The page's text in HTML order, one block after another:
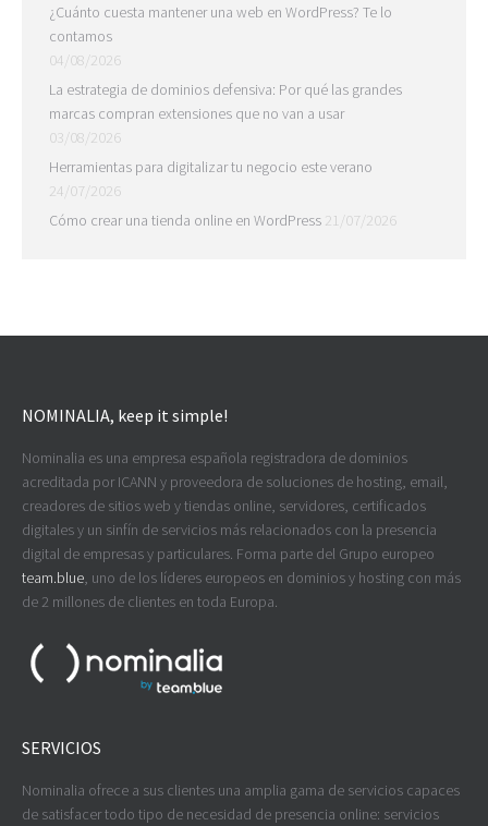
¿Cuánto cuesta mantener una web en WordPress? Te lo
contamos
04/08/2026
La estrategia de dominios defensiva: Por qué las grandes
marcas compran extensiones que no van a usar
03/08/2026
Herramientas para digitalizar tu negocio este verano
24/07/2026
Cómo crear una tienda online en WordPress 21/07/2026
NOMINALIA, keep it simple!
Nominalia es una empresa española registradora de dominios
acreditada por ICANN y proveedora de soluciones de hosting, email,
creadores de sitios web y tiendas online, servidores, certificados
digitales y un sinfín de servicios más relacionados con la presencia
digital de empresas y particulares. Forma parte del Grupo europeo
team.blue, uno de los líderes europeos en dominios y hosting con más
de 2 millones de clientes en toda Europa.
SERVICIOS
Nominalia ofrece a sus clientes una amplia gama de servicios capaces
de satisfacer todo tipo de necesidad de presencia online: servicios